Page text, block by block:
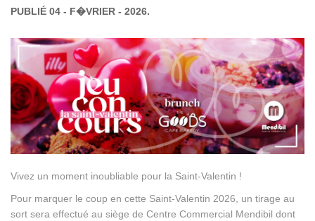
PUBLIÉ 04 - F�VRIER - 2026.
Vivez un moment inoubliable pour la Saint-Valentin !
Pour marquer le coup en cette Saint-Valentin 2026, un tirage au
sort sera effectué au siège de Centre Commercial Mendibil dont